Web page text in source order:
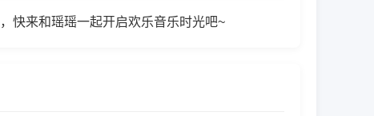
快来和瑶瑶一起开启欢乐音乐时光吧~